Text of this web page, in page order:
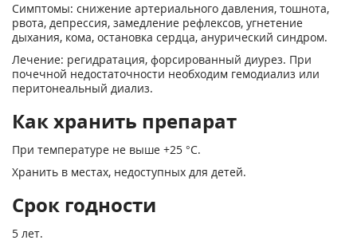
Симптомы: снижение артериального давления, тошнота,
рвота, депрессия, замедление рефлексов, угнетение
дыхания, кома, остановка сердца, анурический синдром.
Лечение: регидратация, форсированный диурез. При
почечной недостаточности необходим гемодиализ или
перитонеальный диализ.
Как хранить препарат
При температуре не выше +25 °С.
Хранить в местах, недоступных для детей.
Срок годности
5 лет.